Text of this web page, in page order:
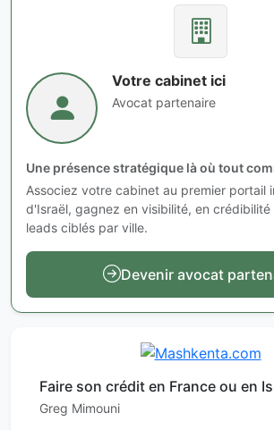
Votre cabinet ici
Avocat partenaire
Une présence stratégique là où tout
Associez votre cabinet au premier portail
d'Israël, gagnez en visibilité, en
leads ciblés par ville.
Devenir avocat
Faire son crédit en France ou en
Greg Mimouni